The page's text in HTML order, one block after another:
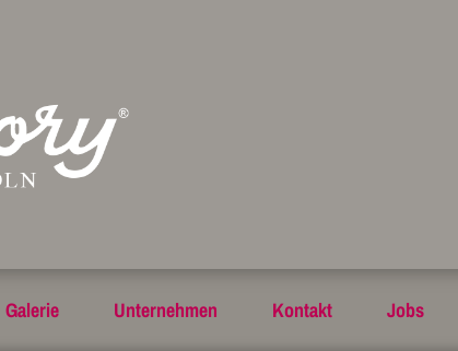
Galerie Unternehmen Kontakt Jobs